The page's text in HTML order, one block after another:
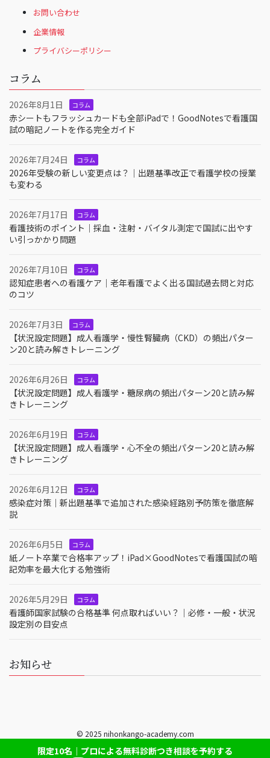
お問い合わせ
企業情報
プライバシーポリシー
コラム
2026年8月1日 コラム
赤シートもフラッシュカードも全部iPadで！GoodNotesで看護国
試の暗記ノートを作る完全ガイド
2026年7月24日 コラム
2026年受験の新しい変更点は？｜出題基準改正で看護学校の授業
も変わる
2026年7月17日 コラム
看護技術のポイント｜採血・注射・バイタル測定で国試に出やす
い引っかかり問題
2026年7月10日 コラム
認知症患者への看護ケア｜老年看護でよく出る国試過去問と対応
のコツ
2026年7月3日 コラム
【状況設定問題】成人看護学・慢性腎臓病（CKD）の頻出パター
ン20と読み解きトレーニング
2026年6月26日 コラム
【状況設定問題】成人看護学・糖尿病の頻出パターン20と読み解
きトレーニング
2026年6月19日 コラム
【状況設定問題】成人看護学・心不全の頻出パターン20と読み解
きトレーニング
2026年6月12日 コラム
感染症対策｜新出題基準で追加された感染経路別予防策を徹底解
説
2026年6月5日 コラム
紙ノート卒業で合格率アップ！iPad×GoodNotesで看護国試の暗
記効率を最大化する勉強術
2026年5月29日 コラム
看護師国家試験の合格基準 何点取ればいい？｜必修・一般・状況
設定別の目安点
お知らせ
© 2025 nihonkango-academy.com
限定10名｜プロによる無料診断つき相談を予約する